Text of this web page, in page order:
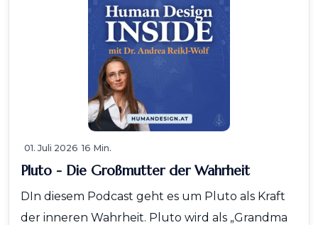
01. Juli 2026 16 Min.
Pluto - Die Großmutter der Wahrheit
DIn diesem Podcast geht es um Pluto als Kraft
der inneren Wahrheit. Pluto wird als „Grandma